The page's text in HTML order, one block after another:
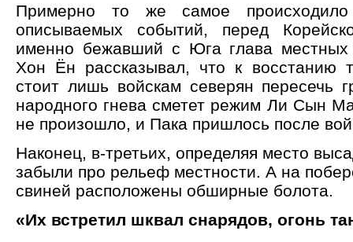
Примерно то же самое
описываемых событий, перед
именно бежавший с Юга глава местных
Хон Ён рассказывал, что к восстанию
стоит лишь войскам северян пересечь
народного гнева сметет режим Ли Сын
не произошло, и Пака пришлось после
Наконец, в-третьих, определяя место
забыли про рельеф местности. А на
свиней расположены обширные болота.
«Их встретил шквал снарядов, огонь